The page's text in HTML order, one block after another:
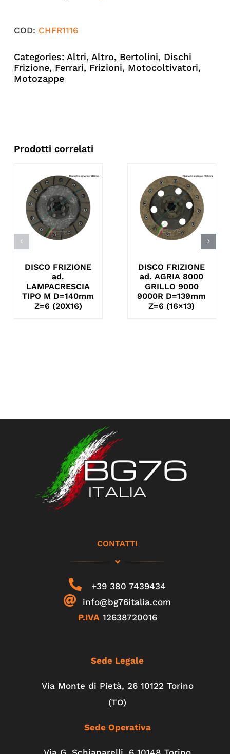
COD: CHFR1116
Categories: Altri, Altro, Bertolini, Dischi
Frizione, Ferrari, Frizioni, Motocoltivatori,
Motozappe
Prodotti correlati
DISCO FRIZIONE
ad.
LAMPACRESCIA
TIPO M D=140mm
Z=6 (20X16)
DISCO FRIZIONE
ad. AGRIA 8000
GRILLO 9000
9000R D=139mm
Z=6 (16×13)
CONTATTI
+39 380 7439434
info@bg76italia.com
P.IVA 12638720016
Sede Legale
Via Monte di Pietà, 26 10122 Torino
(TO)
Sede Operativa